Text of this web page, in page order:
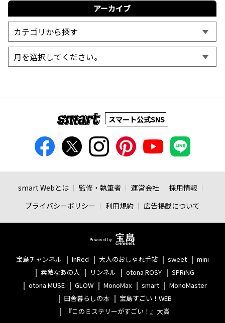
アーカイブ
スマート公式SNS
smart Webとは 監修・執筆者 運営会社
採用情報
プライバシーポリシー
利用規約 広告掲載について
宝島チャンネル InRed 大人のおしゃれ手帖 sweet
mini
素敵なあの人
リンネル otona ROSY
SPRiNG
otona MUSE
GLOW MonoMax smart
MonoMaster
田舎暮らしの本
宝島すごい！WEB
『このミステリーがすごい！』大賞